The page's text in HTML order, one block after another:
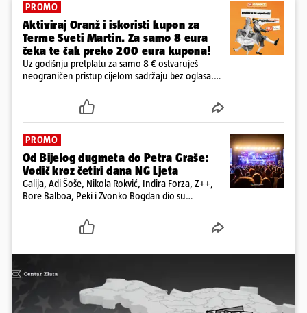
PROMO
Aktiviraj Oranž i iskoristi kupon za
Terme Sveti Martin. Za samo 8 eura
čeka te čak preko 200 eura kupona!
Uz godišnju pretplatu za samo 8 € ostvaruješ
neograničen pristup cijelom sadržaju bez oglasa.
dnevne e-novine 24sata i tjednika Express. Ali ni to
PROMO
Od Bijelog dugmeta do Petra Graše:
Vodič kroz četiri dana NG Ljeta
Galija, Adi Šoše, Nikola Rokvić, Indira Forza, Z++,
Bore Balboa, Peki i Zvonko Bogdan dio su
16. kolovoza održati na dvije pozornice